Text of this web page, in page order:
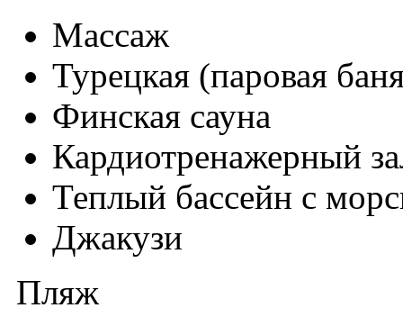
Массаж
Турецкая (паровая
Финская сауна
Кардиотренажерный
Теплый бассейн с
Джакузи
Пляж